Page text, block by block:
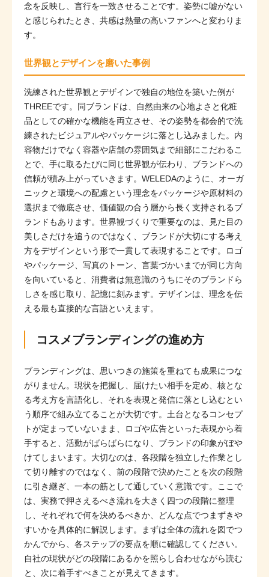
念を反映し、言行を一致させることです。姿勢に嘘がない
と感じられたとき、共感は熱量の高いファンへと変わりま
す。
世界観とデザインを磨いた事例
洗練された世界観とデザインで独自の地位を築いた例が
THREEです。同ブランドは、自然由来の心地よさと化粧
品としての確かな機能を両立させ、その姿勢を都会的で洗
練されたビジュアルやパッケージに落とし込みました。内
容物だけでなく容器や店舗の雰囲気まで細部にこだわるこ
とで、手に取るたびに同じ世界観が伝わり、ブランドへの
信頼が積み上がっていきます。WELEDAのように、オーガ
ニックと環境への配慮という理念をパッケージや原材料の
選択まで徹底させ、価値観の合う層から長く支持されるブ
ランドもあります。世界観づくりで重要なのは、見た目の
美しさだけを追うのではなく、ブランドが大切にする考え
方をデザインという形で一貫して表現することです。ロゴ
やパッケージ、写真のトーン、言葉づかいまでが同じ方向
を向いていると、消費者は無意識のうちにそのブランドら
しさを感じ取り、記憶に刻みます。デザインは、理念を伝
える最も直接的な言語といえます。
コスメブランディングの進め方
ブランディングは、思いつきの施策を重ねても成果につな
がりません。現状を把握し、届けたい相手を定め、核とな
る考え方を言語化し、それを表現と発信に落とし込むとい
う順序で組み立てることが大切です。土台となるコンセプ
トが定まっていないまま、ロゴや広告といった表現から着
手すると、活動がばらばらになり、ブランドの印象がぼや
けてしまいます。大切なのは、各段階を独立した作業とし
て切り離すのではなく、前の段階で決めたことを次の段階
に引き継ぎ、一本の筋として通していく意識です。ここで
は、実務で押さえるべき流れを大きく四つの段階に整理
し、それぞれで何を決めるべきか、どんな点でつまずきや
すいかを具体的に解説します。まずは全体の流れを図でつ
かんでから、各ステップの要点を順に確認してください。
自社の現状がどの段階にあるかを照らし合わせながら読む
と、次に着手すべきことが見えてきます。